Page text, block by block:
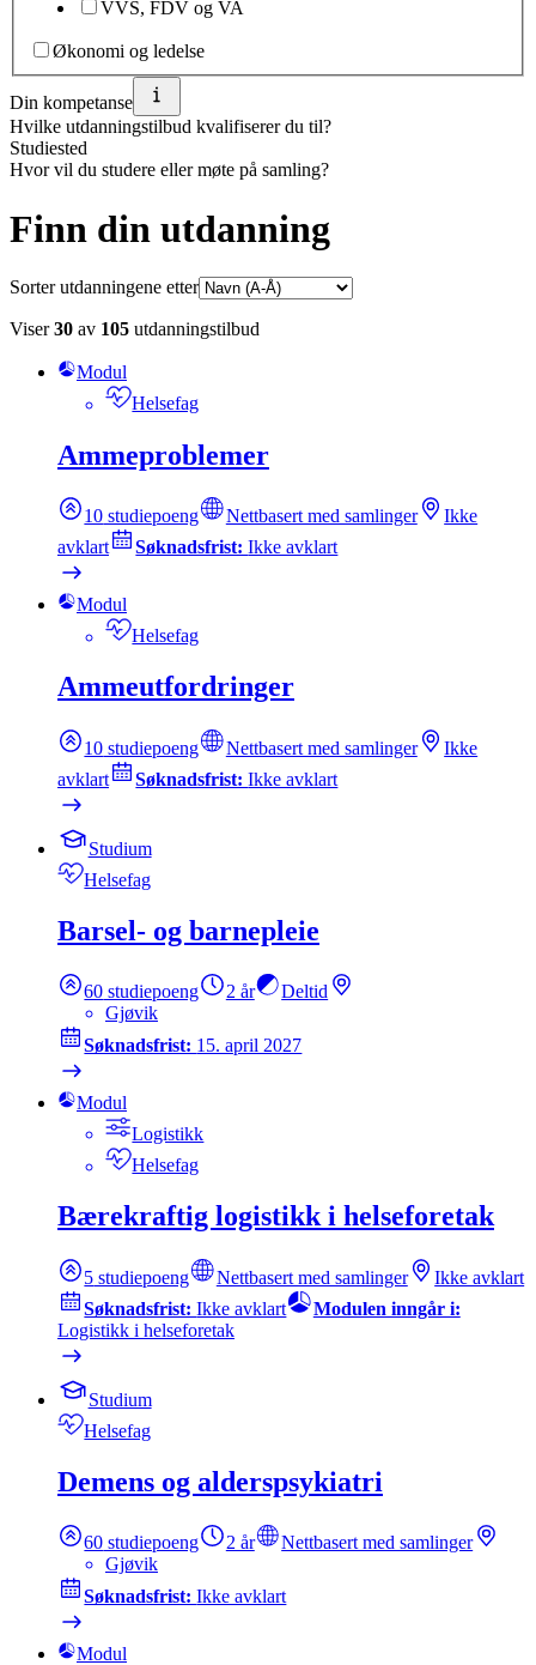
VVS, FDV og VA
Økonomi og ledelse
Din kompetanse
Hvilke utdanningstilbud kvalifiserer du til?
Studiested
Hvor vil du studere eller møte på samling?
Finn din utdanning
Sorter utdanningene etter
Viser 30 av 105 utdanningstilbud
Modul
Helsefag
Ammeproblemer
10 studiepoeng Nettbasert med samlinger
Ikke
avklart
Søknadsfrist:Ikke avklart
Modul
Helsefag
Ammeutfordringer
10 studiepoeng Nettbasert med samlinger
Ikke
avklart
Søknadsfrist:Ikke avklart
Studium
Helsefag
Barsel- og barnepleie
60 studiepoeng 2 år
Deltid
Gjøvik
Søknadsfrist: 15. april 2027
Modul
Logistikk
Helsefag
Bærekraftig logistikk i helseforetak
5 studiepoeng Nettbasert med samlinger
Ikke avklart
Søknadsfrist:Ikke avklart
Modulen inngår i:
Logistikk i helseforetak
Studium
Helsefag
Demens og alderspsykiatri
60 studiepoeng 2 år
Nettbasert med samlinger
Gjøvik
Søknadsfrist:Ikke avklart
Modul